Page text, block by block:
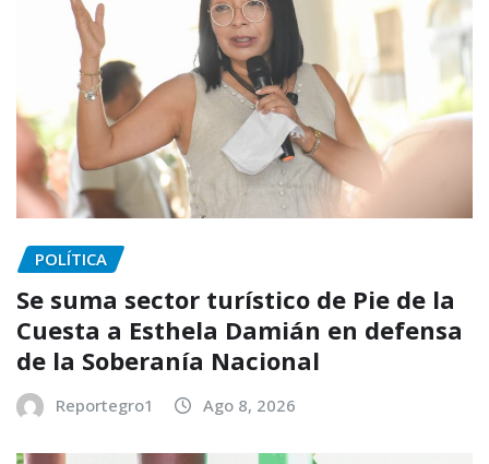
POLÍTICA
Se suma sector turístico de Pie de la
Cuesta a Esthela Damián en defensa
de la Soberanía Nacional
Reportegro1 Ago 8, 2026